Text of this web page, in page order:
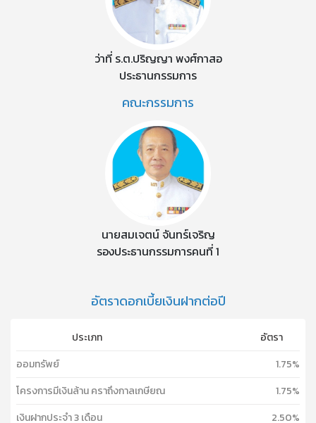
ว่าที่ ร.ต.ปริญญา พงศ์กาสอ
ประธานกรรมการ
คณะกรรมการ
นายสมเจตน์ จันทร์เจริญ
รองประธานกรรมการคนที่ 1
อัตราดอกเบี้ยเงินฝากต่อปี
ประเภท
อัตรา
ออมทรัพย์
1.75%
โครงการมีเงินล้าน คราถึงกาลเกษียณ
1.75%
เงินฝากประจำ 3 เดือน
2.50%